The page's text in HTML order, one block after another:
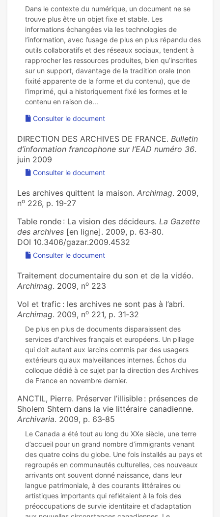
Dans le contexte du numérique, un document ne se
trouve plus être un objet fixe et stable. Les
informations échangées via les technologies de
l’information, avec l’usage de plus en plus répandu des
outils collaboratifs et des réseaux sociaux, tendent à
rapprocher les ressources produites, bien qu’inscrites
sur un support, davantage de la tradition orale (non
fixité apparente de la forme et du contenu), que de
l’imprimé, qui a historiquement fixé les formes et le
Consulter le document
DIRECTION DES ARCHIVES DE FRANCE. Bulletin
d’information francophone sur l’EAD numéro 36.
juin 2009
Consulter le document
Les archives quittent la maison. Archimag. 2009,
no 226, p. 19‑27
Table ronde : La vision des décideurs. La Gazette
des archives [en ligne]. 2009, p. 63‑80.
DOI 10.3406/gazar.2009.4532
Consulter le document
Traitement documentaire du son et de la vidéo.
Archimag. 2009, no 223
Vol et trafic : les archives ne sont pas à l’abri.
Archimag. 2009, no 221, p. 31‑32
De plus en plus de documents disparaissent des
services d'archives français et européens. Un pillage
qui doit autant aux larcins commis par des usagers
extérieurs qu'aux malveillances internes. Échos du
colloque dédié à ce sujet par la direction des Archives
ANCTIL, Pierre. Préserver l’illisible : présences de
Sholem Shtern dans la vie littéraire canadienne.
Archivaria. 2009, p. 63‑85
Le Canada a été tout au long du XXe siècle, une terre
d’accueil pour un grand nombre d’immigrants venant
des quatre coins du globe. Une fois installés au pays et
regroupés en communautés culturelles, ces nouveaux
arrivants ont souvent donné naissance, dans leur
langue patrimoniale, à des courants littéraires ou
artistiques importants qui reflétaient à la fois des
préoccupations de survie identitaire et d’adaptation